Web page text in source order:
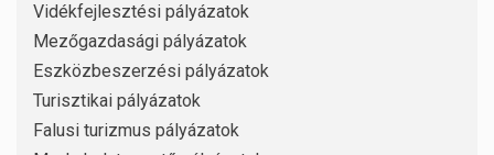
Vidékfejlesztési pályázatok
Mezőgazdasági pályázatok
Eszközbeszerzési pályázatok
Turisztikai pályázatok
Falusi turizmus pályázatok